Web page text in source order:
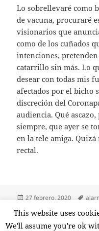
Lo sobrellevaré como
de vacuna, procuraré
visionarios que
como de los cuñados
intenciones,
catarrillo sin más. Lo
desear con todas mis
afectados por el bicho
discreción del
audiencia. Qué
siempre, que ayer se
en la tele amiga.
rectal.
Publicado
27 febrero, 2020
1 comentarioen
This website uses
We'll assume you're ok